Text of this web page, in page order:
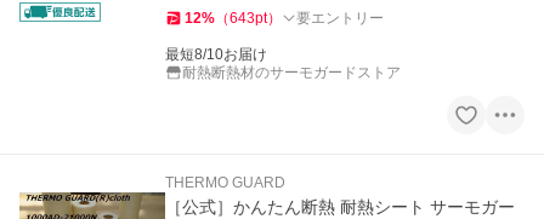
12% （643pt） 要エントリー
最短8/10お届け
耐熱断熱材のサーモガードストア
THERMO GUARD
［公式］かんたん断熱 耐熱シート サーモガー